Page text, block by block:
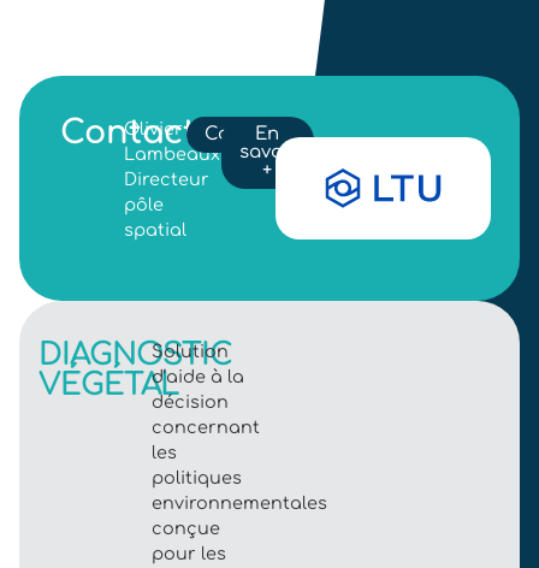
Contact
Olivier
Lambeaux
Directeur
pôle
spatial
Contact
En
savoir
+
DIAGNOSTIC
VÉGÉTAL
Solution
d’aide à la
décision
concernant
les
politiques
environnementales
conçue
pour les